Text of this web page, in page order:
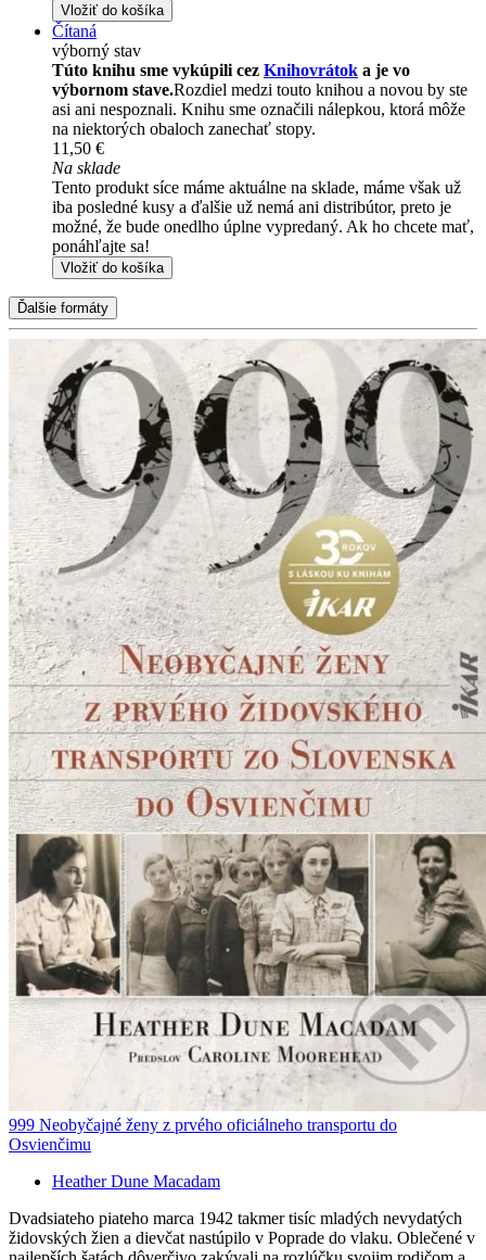
Vložiť do košíka
Čítaná
výborný stav
Túto knihu sme vykúpili cez Knihovrátok a je vo
výbornom stave.Rozdiel medzi touto knihou a novou by ste
asi ani nespoznali. Knihu sme označili nálepkou, ktorá môže
na niektorých obaloch zanechať stopy.
11,50 €
Na sklade
Tento produkt síce máme aktuálne na sklade, máme však už
iba posledné kusy a ďalšie už nemá ani distribútor, preto je
možné, že bude onedlho úplne vypredaný. Ak ho chcete mať,
ponáhľajte sa!
Vložiť do košíka
Ďalšie formáty
999 Neobyčajné ženy z prvého oficiálneho transportu do
Osvienčimu
Heather Dune Macadam
Dvadsiateho piateho marca 1942 takmer tisíc mladých nevydatých
židovských žien a dievčat nastúpilo v Poprade do vlaku. Oblečené v